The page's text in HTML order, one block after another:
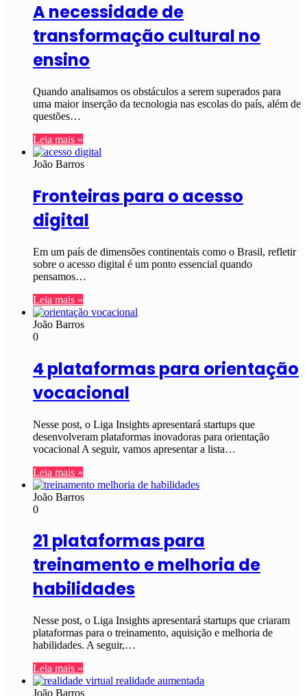
A necessidade de
transformação cultural no
ensino
Quando analisamos os obstáculos a serem superados para
uma maior inserção da tecnologia nas escolas do país, além de
questões…
Leia mais »
João Barros
Fronteiras para o acesso
digital
Em um país de dimensões continentais como o Brasil, refletir
sobre o acesso digital é um ponto essencial quando
pensamos…
Leia mais »
João Barros
0
4 plataformas para orientação
vocacional
Nesse post, o Liga Insights apresentará startups que
desenvolveram plataformas inovadoras para orientação
vocacional A seguir, vamos apresentar a lista…
Leia mais »
João Barros
0
21 plataformas para
treinamento e melhoria de
habilidades
Nesse post, o Liga Insights apresentará startups que criaram
plataformas para o treinamento, aquisição e melhoria de
habilidades. A seguir,…
Leia mais »
João Barros